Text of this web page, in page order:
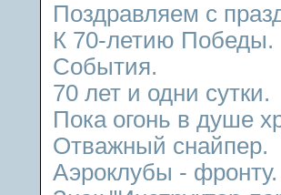
Поздравляем с
К 70-летию Победы.
События.
70 лет и одни сутки.
Пока огонь в душе
Отважный снайпер.
Аэроклубы -